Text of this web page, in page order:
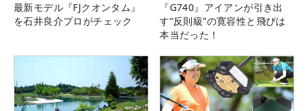
最新モデル『FJクオンタム』
を石井良介プロがチェック
『G740』アイアンが引き出
す“反則級”の寛容性と飛びは
本当だった！